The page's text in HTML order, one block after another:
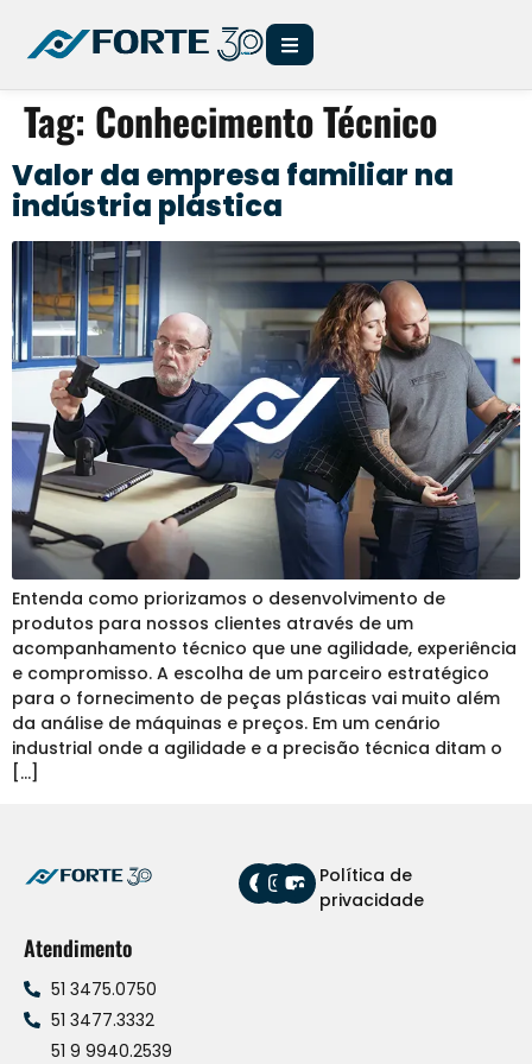
Tag: Conhecimento Técnico
Valor da empresa familiar na
indústria plástica
Entenda como priorizamos o desenvolvimento de
produtos para nossos clientes através de um
acompanhamento técnico que une agilidade, experiência
e compromisso. A escolha de um parceiro estratégico
para o fornecimento de peças plásticas vai muito além
da análise de máquinas e preços. Em um cenário
industrial onde a agilidade e a precisão técnica ditam o
[…]
Política de
privacidade
Atendimento
51 3475.0750
51 3477.3332
51 9 9940.2539